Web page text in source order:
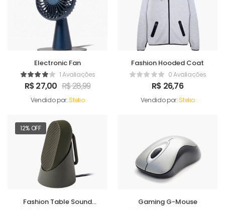
Electronic Fan
1 Avaliações
R$27,00 R$28,99
Vendido por:Stelio
Fashion Hooded Coat
0 Avaliações
R$ 26,76
Vendido por:Stelio
12% OFF
Fashion Table Sound
Gaming G-Mouse